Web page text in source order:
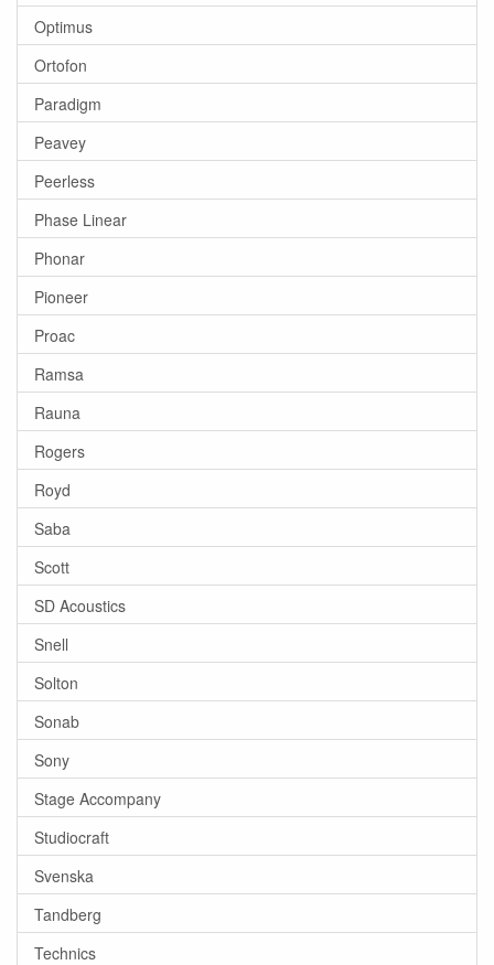
Optimus
Ortofon
Paradigm
Peavey
Peerless
Phase Linear
Phonar
Pioneer
Proac
Ramsa
Rauna
Rogers
Royd
Saba
Scott
SD Acoustics
Snell
Solton
Sonab
Sony
Stage Accompany
Studiocraft
Svenska
Tandberg
Technics